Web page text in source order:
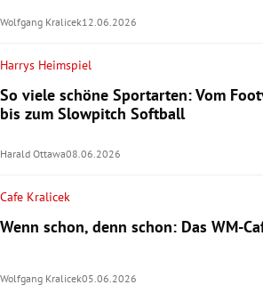
Wolfgang Kralicek12.06.2026
Harrys Heimspiel
So viele schöne Sportarten: Vom
bis zum Slowpitch Softball
Harald Ottawa08.06.2026
Cafe Kralicek
Wenn schon, denn schon: Das WM-
Wolfgang Kralicek05.06.2026